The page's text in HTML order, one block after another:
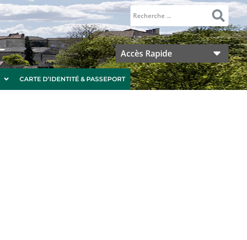
Accès Rapide
CARTE D’IDENTITÉ & PASSEPORT